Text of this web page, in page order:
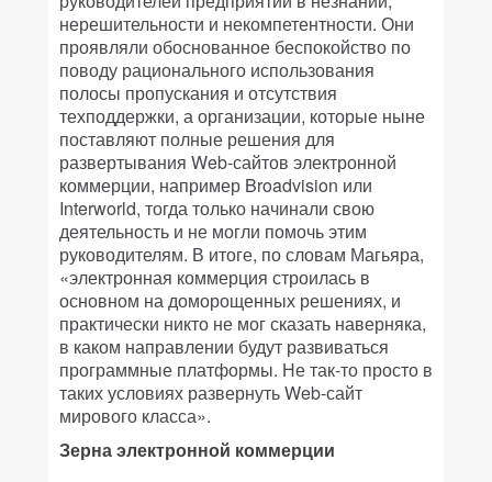
нерешительности и некомпетентности. Они
проявляли обоснованное беспокойство по
поводу рационального использования
полосы пропускания и отсутствия
техподдержки, а организации, которые ныне
поставляют полные решения для
развертывания Web-сайтов электронной
коммерции, например Broadvision или
Interworld, тогда только начинали свою
деятельность и не могли помочь этим
руководителям. В итоге, по словам Магьяра,
«электронная коммерция строилась в
основном на доморощенных решениях, и
практически никто не мог сказать наверняка,
в каком направлении будут развиваться
программные платформы. Не так-то просто в
таких условиях развернуть Web-сайт
мирового класса».
Зерна электронной коммерции